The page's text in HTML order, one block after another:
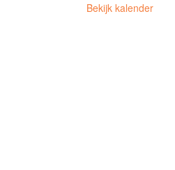
Bekijk kalender